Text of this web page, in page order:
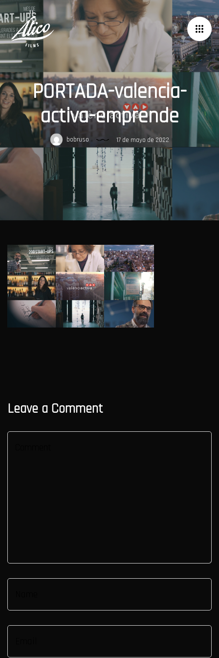
PORTADA-valencia-
activa-emprende
bobruso 17 de mayo de 2022
Leave a Comment